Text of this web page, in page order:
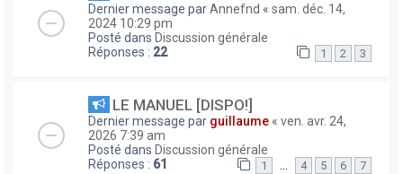
Dernier message parAnnefnd « sam. déc. 14,
2024 10:29 pm
Posté dans Discussion générale
Réponses : 22 1 2 3
LE MANUEL [DISPO!]
Dernier message par guillaume « ven. avr. 24,
2026 7:39 am
Posté dans Discussion générale
Réponses : 61 1 … 4 5 6 7